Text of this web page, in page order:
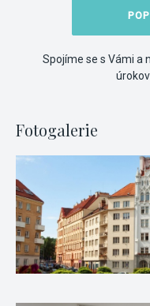
Spojíme se s Vámi a
Fotogalerie